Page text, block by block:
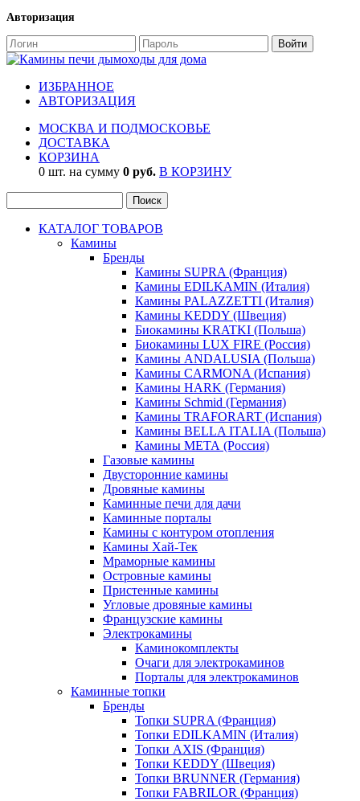
Авторизация
ИЗБРАННОЕ
АВТОРИЗАЦИЯ
МОСКВА И ПОДМОСКОВЬЕ
ДОСТАВКА
КОРЗИНА
0 шт. на сумму 0 руб. В КОРЗИНУ
КАТАЛОГ ТОВАРОВ
Камины
Бренды
Камины SUPRA (Франция)
Камины EDILKAMIN (Италия)
Камины PALAZZETTI (Италия)
Камины KEDDY (Швеция)
Биокамины KRATKI (Польша)
Биокамины LUX FIRE (Россия)
Камины ANDALUSIA (Польша)
Камины CARMONA (Испания)
Камины HARK (Германия)
Камины Schmid (Германия)
Камины TRAFORART (Испания)
Камины BELLA ITALIA (Польша)
Камины МЕТА (Россия)
Газовые камины
Двусторонние камины
Дровяные камины
Каминные печи для дачи
Каминные порталы
Камины с контуром отопления
Камины Хай-Тек
Мраморные камины
Островные камины
Пристенные камины
Угловые дровяные камины
Французские камины
Электрокамины
Каминокомплекты
Очаги для электрокаминов
Порталы для электрокаминов
Каминные топки
Бренды
Топки SUPRA (Франция)
Топки EDILKAMIN (Италия)
Топки AXIS (Франция)
Топки KEDDY (Швеция)
Топки BRUNNER (Германия)
Топки FABRILOR (Франция)